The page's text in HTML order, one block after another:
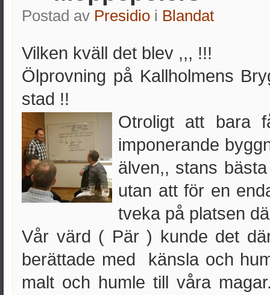
Postad av Presidio i Blandat
Vilken kväll det blev ,,, !!!
Ölprovning på Kallholmens
stad !!
Otroligt att bara
imponerande
älven,, stans
utan att för en
tveka på platsen
Vår värd ( Pär ) kunde det
berättade med känsla och
malt och humle till våra